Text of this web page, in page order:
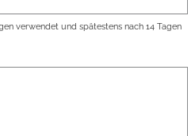
verwendet und spätestens nach 14 Tagen